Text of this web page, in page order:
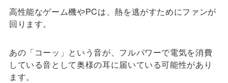
高性能なゲーム機やPCは、熱を逃がすためにファンが
回ります。
あの「コーッ」という音が、フルパワーで電気を消費
している音として奥様の耳に届いている可能性があり
ます。